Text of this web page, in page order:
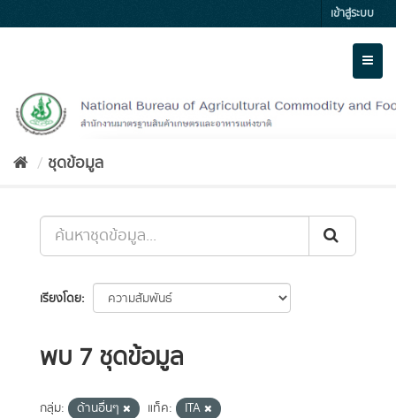
to
เข้าสู่ระบบ
ชุดข้อมูล
เรียงโดย
พบ 7 ชุดข้อมูล
กลุ่ม: ด้านอื่นๆ แท็ค:
ITA